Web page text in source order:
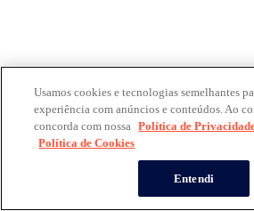
Usamos cookies e tecnologias semelhantes
experiência com anúncios e conteúdos. Ao
concorda com nossa Política de
Política de Cookies
Entendi